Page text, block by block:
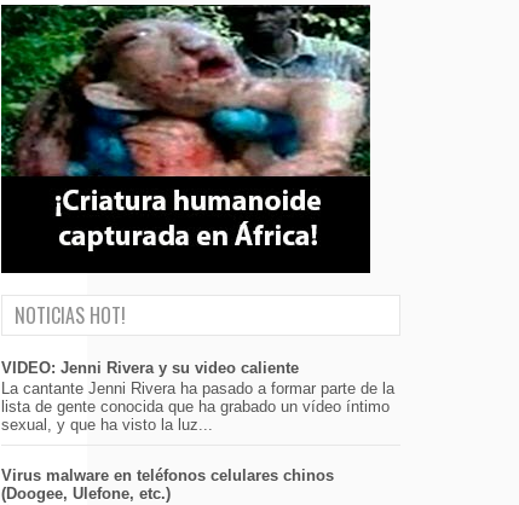
NOTICIAS HOT!
VIDEO: Jenni Rivera y su video caliente
La cantante Jenni Rivera ha pasado a formar parte de la
lista de gente conocida que ha grabado un vídeo íntimo
sexual, y que ha visto la luz...
Virus malware en teléfonos celulares chinos
(Doogee, Ulefone, etc.)